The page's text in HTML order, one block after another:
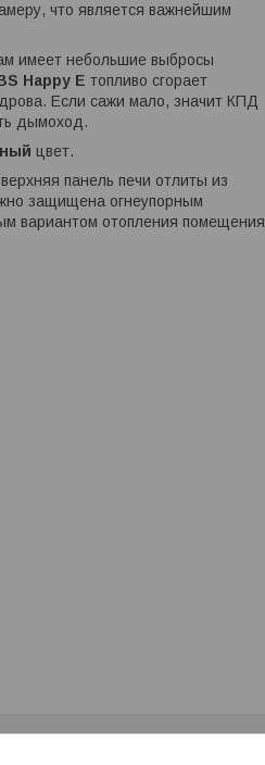
что является важнейшим
имеет небольшие выбросы
Happy E топливо сгорает
Если сажи мало, значит КПД
дымоход.
цвет.
панель печи отлиты из
защищена огнеупорным
вариантом отопления помещения